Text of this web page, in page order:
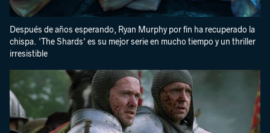
Después de años esperando, Ryan Murphy por fin ha recuperado la
chispa. 'The Shards' es su mejor serie en mucho tiempo y un thriller
irresistible